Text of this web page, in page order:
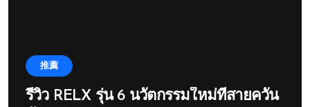
推薦
รีวิว RELX รุ่น 6 นวัตกรรมใหม่ที่สายควัน